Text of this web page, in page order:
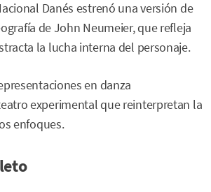
Danés estrenó una versión de
de John Neumeier, que refleja
la lucha interna del personaje.
en danza
experimental que reinterpretan la
enfoques.